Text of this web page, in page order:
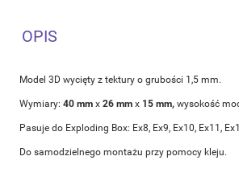
OPIS
Model 3D wycięty z tektury o grubości 1,5 mm.
Wymiary: 40 mm x 26 mm x 15 mm, wysokość
Pasuje do Exploding Box: Ex8, Ex9, Ex10, Ex11,
Do samodzielnego montażu przy pomocy kleju.